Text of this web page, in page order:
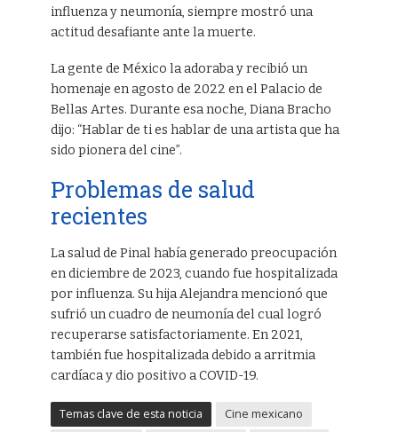
influenza y neumonía, siempre mostró una
actitud desafiante ante la muerte.
La gente de México la adoraba y recibió un
homenaje en agosto de 2022 en el Palacio de
Bellas Artes. Durante esa noche, Diana Bracho
dijo: “Hablar de ti es hablar de una artista que ha
sido pionera del cine”.
Problemas de salud
recientes
La salud de Pinal había generado preocupación
en diciembre de 2023, cuando fue hospitalizada
por influenza. Su hija Alejandra mencionó que
sufrió un cuadro de neumonía del cual logró
recuperarse satisfactoriamente. En 2021,
también fue hospitalizada debido a arritmia
cardíaca y dio positivo a COVID-19.
Temas clave de esta noticia
Cine mexicano